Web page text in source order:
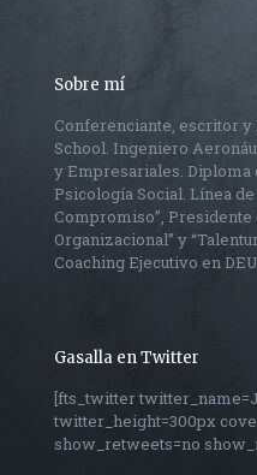
Sobre mí
Conferenciante, escritor y
School. Ingeniero
y Empresariales. Diploma
Psicología Social. Línea
Compromiso”,
Organizacional” y
Coaching Ejecutivo en
Gasalla en Twitter
[fts_twitter
twitter_height=300px
show_retweets=no